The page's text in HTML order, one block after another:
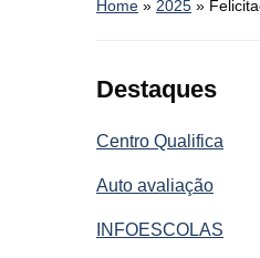
Home » 2025 »
Destaques
Centro Qualifica
Auto avaliação
INFOESCOLAS